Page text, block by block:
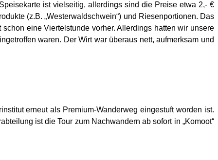
ist vielseitig, allerdings sind die Preise etwa 2,- €
(z.B. „Westerwaldschwein“) und Riesenportionen. Das
eine Viertelstunde vorher. Allerdings hatten wir unsere
waren. Der Wirt war überaus nett, aufmerksam und
erneut als Premium-Wanderweg eingestuft worden ist.
ist die Tour zum Nachwandern ab sofort in „Komoot“